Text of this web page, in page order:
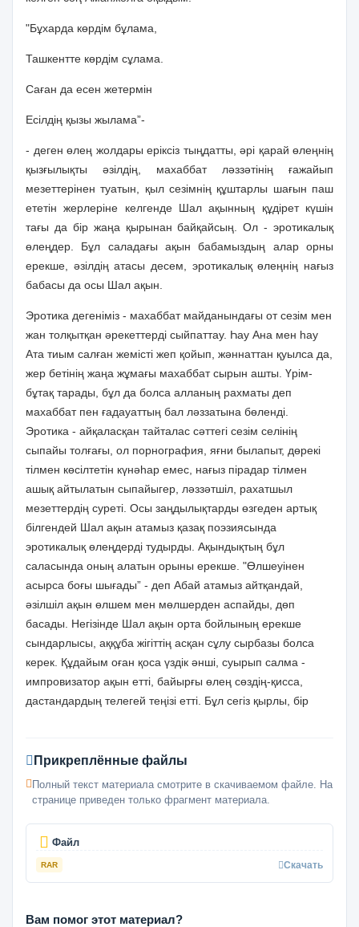
"Бұхарда көрдiм бұлама,
Ташкентте көрдiм сұлама.
Саған да есен жетермiн
Есiлдiң қызы жылама”-
- деген өлең жолдары ерiксiз тыңдатты, әрi қарай өлеңнiң
қызғылықты әзiлдiң, махаббат ләззәтiнiң ғажайып
мезеттерiнен туатын, қыл сезiмнiң құштарлы шағын паш
ететiн жерлерiне келгенде Шал ақынның құдiрет күшiн
тағы да бiр жаңа қырынан байқайсың. Ол - эротикалық
өлеңдер. Бұл саладағы ақын бабамыздың алар орны
ерекше, әзiлдiң атасы десем, эротикалық өлеңнiң нағыз
бабасы да осы Шал ақын.
Эротика дегенiмiз - махаббат майданындағы от сезiм мен
жан толқытқан әрекеттердi сыйпаттау. Һау Ана мен һау
Ата тиым салған жемiстi жеп қойып, жәннаттан қуылса да,
жер бетiнiң жаңа жұмағы махаббат сырын ашты. Үрiм-
бұтақ тарады, бұл да болса алланың рахматы деп
махаббат пен ғадауаттың бал ләззатына бөлендi.
Эротика - айқаласқан тайталас сәттегi сезiм селiнiң
сыпайы толғағы, ол порнография, яғни былапыт, дөрекi
тiлмен көсiлтетiн күнәһар емес, нағыз пiрадар тiлмен
ашық айтылатын сыпайыгер, ләззәтшiл, рахатшыл
мезеттердiң суретi. Осы заңдылықтарды өзгеден артық
бiлгендей Шал ақын атамыз қазақ поэзиясында
эротикалық өлеңдердi тудырды. Ақындықтың бұл
саласында оның алатын орыны ерекше. "Өлшеуiнен
асырса боғы шығады” - деп Абай атамыз айтқандай,
әзiлшiл ақын өлшем мен мөлшерден аспайды, дөп
басады. Негiзiнде Шал ақын орта бойлының ерекше
сындарлысы, аққұба жiгiттiң асқан сұлу сырбазы болса
керек. Құдайым оған қоса үздiк әншi, суырып салма -
импровизатор ақын еттi, байырғы өлең сөздiң-қисса,
дастандардың телегей теңiзi еттi. Бұл сегiз қырлы, бiр
Прикреплённые файлы
Полный текст материала смотрите в скачиваемом файле. На
странице приведен только фрагмент материала.
Файл
RAR Скачать
Вам помог этот материал?